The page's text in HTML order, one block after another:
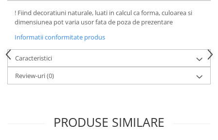
! Fiind decoratiuni naturale, luati in calcul ca forma, culoarea si
dimensiunea pot varia usor fata de poza de prezentare
Informatii conformitate produs
Caracteristici
Review-uri(0)
PRODUSE SIMILARE